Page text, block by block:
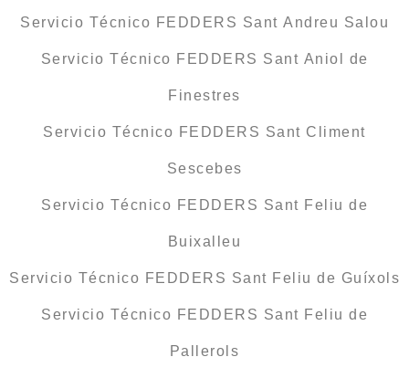
Servicio Técnico FEDDERS Sant Andreu Salou
Servicio Técnico FEDDERS Sant Aniol de
Finestres
Servicio Técnico FEDDERS Sant Climent
Sescebes
Servicio Técnico FEDDERS Sant Feliu de
Buixalleu
Servicio Técnico FEDDERS Sant Feliu de Guíxols
Servicio Técnico FEDDERS Sant Feliu de
Pallerols